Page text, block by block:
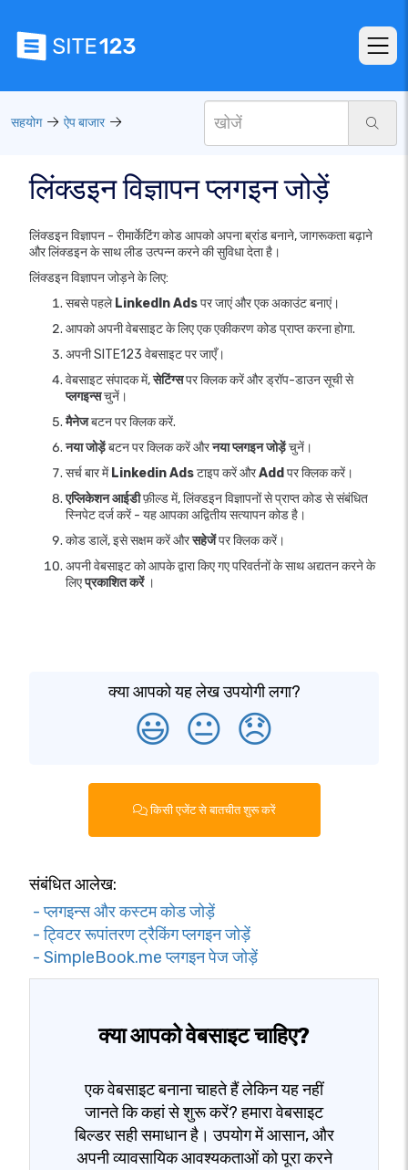
सहयोग ऐप बाजार
लिंक्डइन विज्ञापन प्लगइन जोड़ें
लिंक्डइन विज्ञापन - रीमार्केटिंग कोड आपको अपना ब्रांड बनाने, जागरूकता बढ़ाने
और लिंक्डइन के साथ लीड उत्पन्न करने की सुविधा देता है।
लिंक्डइन विज्ञापन जोड़ने के लिए:
सबसे पहले LinkedIn Adsपर जाएं और एक अकाउंट बनाएं।
आपको अपनी वेबसाइट के लिए एक एकीकरण कोड प्राप्त करना होगा.
अपनी SITE123 वेबसाइट पर जाएँ।
वेबसाइट संपादक में,सेटिंग्सपर क्लिक करें और ड्रॉप-डाउन सूची से
प्लगइन्सचुनें।
मैनेजबटन पर क्लिक करें.
नया जोड़ेंबटन पर क्लिक करें औरनया प्लगइन जोड़ेंचुनें।
सर्च बार में Linkedin Adsटाइप करें औरAdd पर क्लिक करें।
एप्लिकेशन आईडीफ़ील्ड में, लिंक्डइन विज्ञापनों से प्राप्त कोड से संबंधित
स्निपेट दर्ज करें - यह आपका अद्वितीय सत्यापन कोड है।
कोड डालें, इसे सक्षम करें औरसहेजेंपर क्लिक करें।
अपनी वेबसाइट को आपके द्वारा किए गए परिवर्तनों के साथ अद्यतन करने के
लिएप्रकाशित करें।
क्या आपको यह लेख उपयोगी लगा?
😃 😐 😞
किसी एजेंट से बातचीत शुरू करें
संबंधित आलेख:
- प्लगइन्स और कस्टम कोड जोड़ें
- ट्विटर रूपांतरण ट्रैकिंग प्लगइन जोड़ें
- SimpleBook.me प्लगइन पेज जोड़ें
क्या आपको वेबसाइट चाहिए?
एक वेबसाइट बनाना चाहते हैं लेकिन यह नहीं
जानते कि कहां से शुरू करें? हमारा वेबसाइट
बिल्डर सही समाधान है। उपयोग में आसान, और
अपनी व्यावसायिक आवश्यकताओं को पूरा करने